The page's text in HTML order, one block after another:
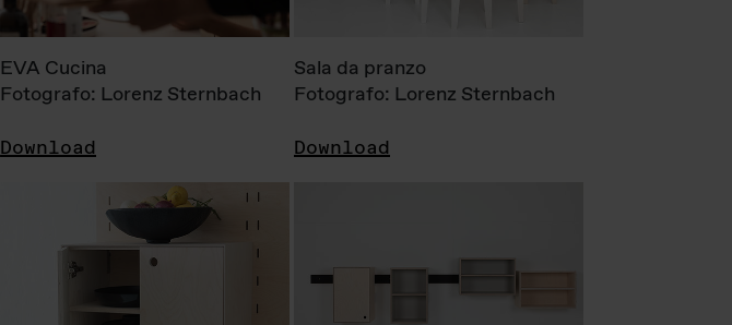
EVA Cucina
Fotografo: Lorenz Sternbach
Download
Sala da pranzo
Fotografo: Lorenz Sternbach
Download